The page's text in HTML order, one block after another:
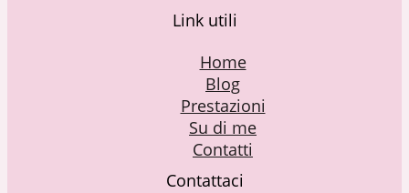
Link utili
Home
Blog
Prestazioni
Su di me
Contatti
Contattaci